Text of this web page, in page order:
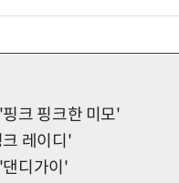
크 핑크한 미모'
크 레이디'
댄디가이'